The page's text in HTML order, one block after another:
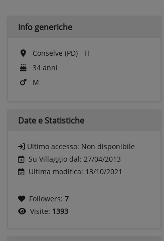
Info generiche
Conselve (PD) - IT
34 anni
M
Date e Statistiche
Ultimo accesso: Non disponibile
Su Villaggio dal: 27/04/2013
Ultima modifica: 13/10/2021
Followers: 7
Visite: 1393